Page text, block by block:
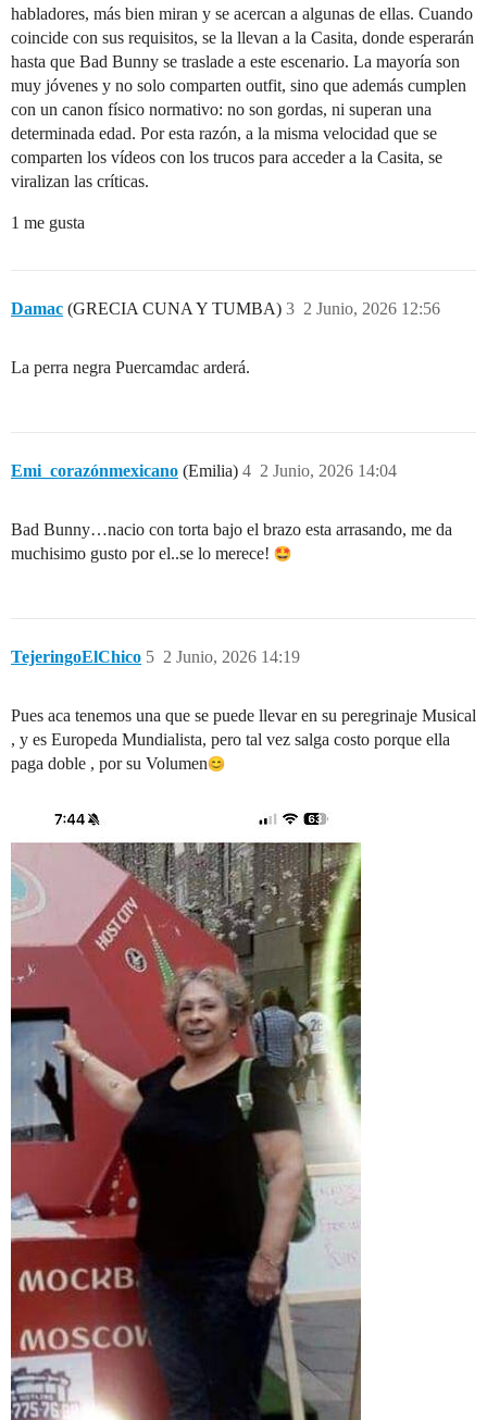
habladores, más bien miran y se acercan a algunas de ellas. Cuando
coincide con sus requisitos, se la llevan a la Casita, donde esperarán
hasta que Bad Bunny se traslade a este escenario. La mayoría son
muy jóvenes y no solo comparten outfit, sino que además cumplen
con un canon físico normativo: no son gordas, ni superan una
determinada edad. Por esta razón, a la misma velocidad que se
comparten los vídeos con los trucos para acceder a la Casita, se
viralizan las críticas.
1 me gusta
Damac (GRECIA CUNA Y TUMBA) 2 Junio, 2026 12:56
3
La perra negra Puercamdac arderá.
Emi_corazónmexicano (Emilia) 2 Junio, 2026 14:04
4
Bad Bunny…nacio con torta bajo el brazo esta arrasando, me da
muchisimo gusto por el..se lo merece!
TejeringoElChico 2 Junio, 2026 14:19
5
Pues aca tenemos una que se puede llevar en su peregrinaje Musical
, y es Europeda Mundialista, pero tal vez salga costo porque ella
paga doble , por su Volumen​